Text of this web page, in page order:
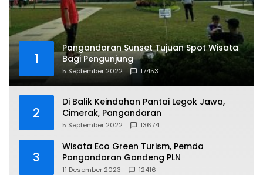
1
Pangandaran Sunset Tujuan Spot Wisata
Bagi Pengunjung
5 September 2022 17453
2
Di Balik Keindahan Pantai Legok Jawa,
Cimerak, Pangandaran
5 September 2022 13674
3
Wisata Eco Green Turism, Pemda
Pangandaran Gandeng PLN
11 Desember 2023 12416